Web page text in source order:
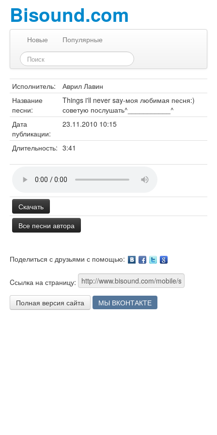
Bisound.com
Новые Популярные
Исполнитель:
Аврил Лавин
Название
песни:
Things i'll never say-моя любимая песня:)
советую послушать^___________^
Дата
публикации:
23.11.2010 10:15
Длительность: 3:41
Скачать
Все песни автора
Поделиться с друзьями с помощью:
Cсылка на страницу:
Полная версия сайта МЫ ВКОНТАКТЕ